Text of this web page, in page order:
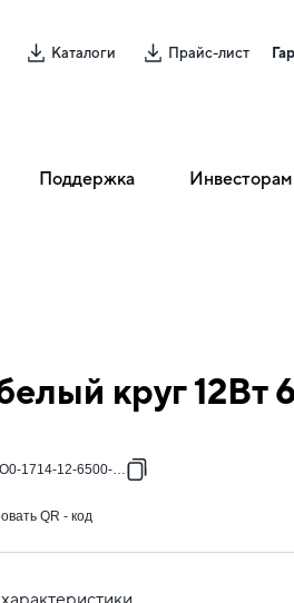
Каталоги Прайс-лист
Поддержка Инвесторам
круг
1714-12-6500-K01
QR - код